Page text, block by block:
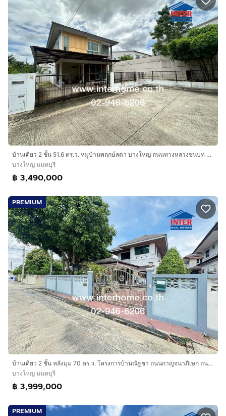
บ้านเดี่ยว 2 ชั้น 51.6 ตร.ว. หมู่บ้านพฤกษ์ลดา บางใหญ่ ถนนทางหลวงชนบท นนทบุรี 1009 บางใหญ่ นนทบุรี
บางใหญ่ นนทบุรี
฿ 3,490,000
PREMIUM
บ้านเดี่ยว 2 ชั้น หลังมุม 70 ตร.ว. โครงการบ้านณัฐชา ถนนกาญจนาภิเษก ถนนซอยวัดพระเงิน (ซอยกันตนา) บางใหญ่ นนทบุรี
บางใหญ่ นนทบุรี
฿ 3,999,000
PREMIUM